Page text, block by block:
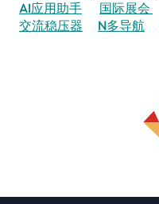
AI应用助手
国际展会
交流稳压器
N多导航